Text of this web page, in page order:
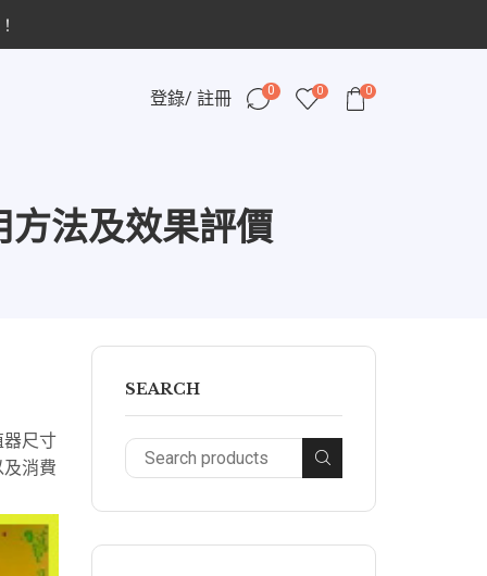
登錄/ 註冊 0 0 0
法及效果評價
器尺寸
消費
SEARCH